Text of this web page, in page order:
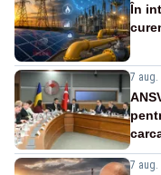
În
7 aug.
7 aug.